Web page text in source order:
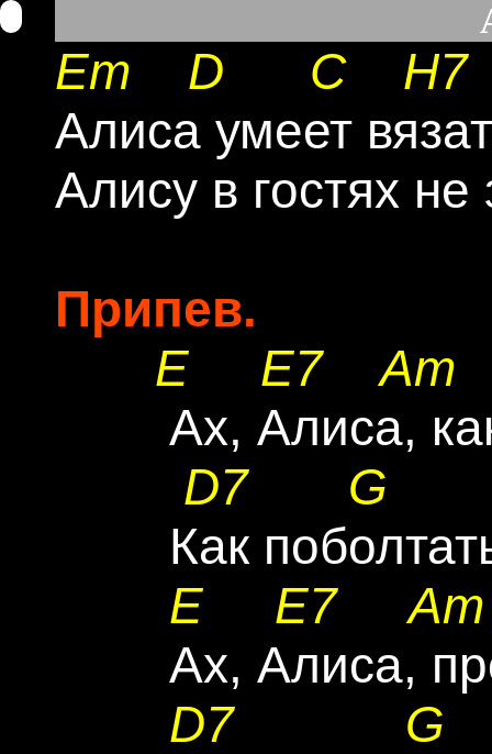
Em D C
H7
Алиса умеет
Алису в гостях
Припев.
E
E7
Am
Ах, Алиса,
D7
G
Как
E
E7
Am
Ах, Алиса,
D7
G